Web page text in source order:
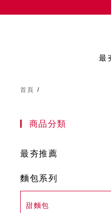
最
首頁 /
商品分類
最夯推薦
麵包系列
甜麵包